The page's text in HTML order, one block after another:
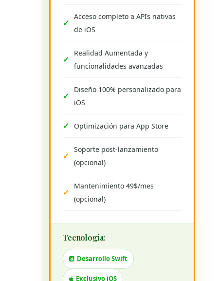
Acceso completo a APIs nativas
de iOS
Realidad Aumentada y
funcionalidades avanzadas
Diseño 100% personalizado para
iOS
Optimización para App Store
Soporte post-lanzamiento
(opcional)
Mantenimiento 49$/mes
(opcional)
Tecnología:
Desarrollo Swift
Exclusivo iOS